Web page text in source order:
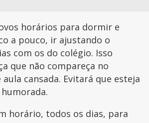
horários para dormir e
a pouco, ir ajustando o
com os do colégio. Isso
que não compareça no
cansada. Evitará que esteja
horário, todos os dias, para